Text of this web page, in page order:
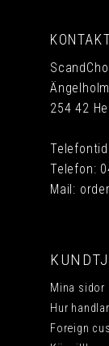
254 42
Telefon:
Mail:
Mina sidor
Hur
Foreign